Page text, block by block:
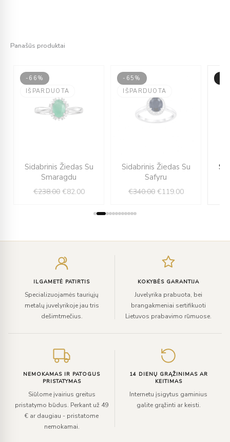
Panašūs produktai
-66%
IŠPARDUOTA
Sidabrinis Žiedas Su
Smaragdu
€238.00
Original
price
was:
€238.00.
€82.00
price
€82.00.
-65%
IŠPARDUOTA
Sidabrinis Žiedas Su
Safyru
€340.00
Original
price
was:
€340.00.
€119.00
price
€119.00.
ILGAMETĖ PATIRTIS
Specializuojamės tauriųjų
metalų juvelyrikoje jau tris
dešimtmečius.
KOKYBĖS GARANTIJA
Juvelyrika prabuota, bei
brangakmeniai sertifikuoti
Lietuvos prabavimo rūmuose.
NEMOKAMAS IR PATOGUS
PRISTATYMAS
Siūlome įvairius greitus
pristatymo būdus. Perkant už 49
€ ar daugiau - pristatome
nemokamai.
14 DIENŲ GRĄŽINIMAS AR
KEITIMAS
Internetu įsigytus gaminius
galite grąžinti ar keisti.